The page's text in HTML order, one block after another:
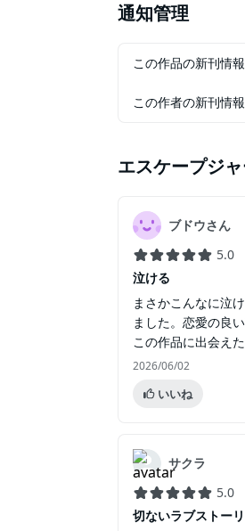
通知管理
この作品の新刊情
この作者の新刊情
エスケープジ
ブドウさん
5.0
泣ける
まさかこんなに泣
ました。恋愛の良
この作品に出会え
2026/06/02
いいね
サクラ
5.0
切ないラブストー